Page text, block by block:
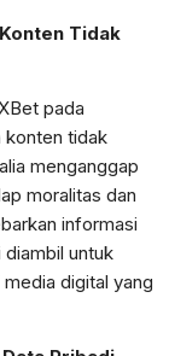
Tidak
pada
konten tidak
menganggap
moralitas dan
informasi
untuk
digital yang